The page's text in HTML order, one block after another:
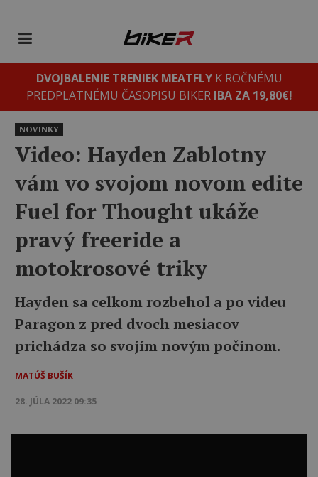
DVOJBALENIE TRENIEK MEATFLYK ROČNÉMU
PREDPLATNÉMU ČASOPISU BIKER IBA ZA 19,80€!
NOVINKY
Video: Hayden Zablotny
vám vo svojom novom edite
Fuel for Thought ukáže
pravý freeride a
motokrosové triky
Hayden sa celkom rozbehol a po videu
Paragon z pred dvoch mesiacov
prichádza so svojím novým počinom.
MATÚŠ BUŠÍK
28. JÚLA 2022 09:35